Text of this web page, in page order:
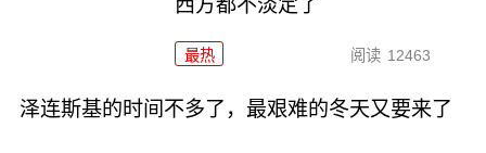
西方都不淡定了
最热 阅读 12463
泽连斯基的时间不多了，最艰难的冬天又要来了